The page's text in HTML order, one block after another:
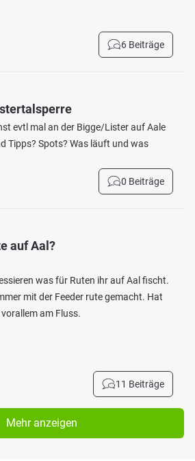
6 Beiträge
evtl mal an der Bigge/Lister auf Aale
Tipps? Spots? Was läuft und was
0 Beiträge
auf Aal?
was für Ruten ihr auf Aal fischt.
mit der Feeder rute gemacht. Hat
am Fluss.
11 Beiträge
Mehr anzeigen